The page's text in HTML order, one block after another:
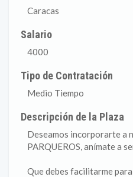
Caracas
Salario
4000
Tipo de Contratación
Medio Tiempo
Descripción de la Plaza
Deseamos incorporarte a
PARQUEROS, anímate a
Que debes facilitarme